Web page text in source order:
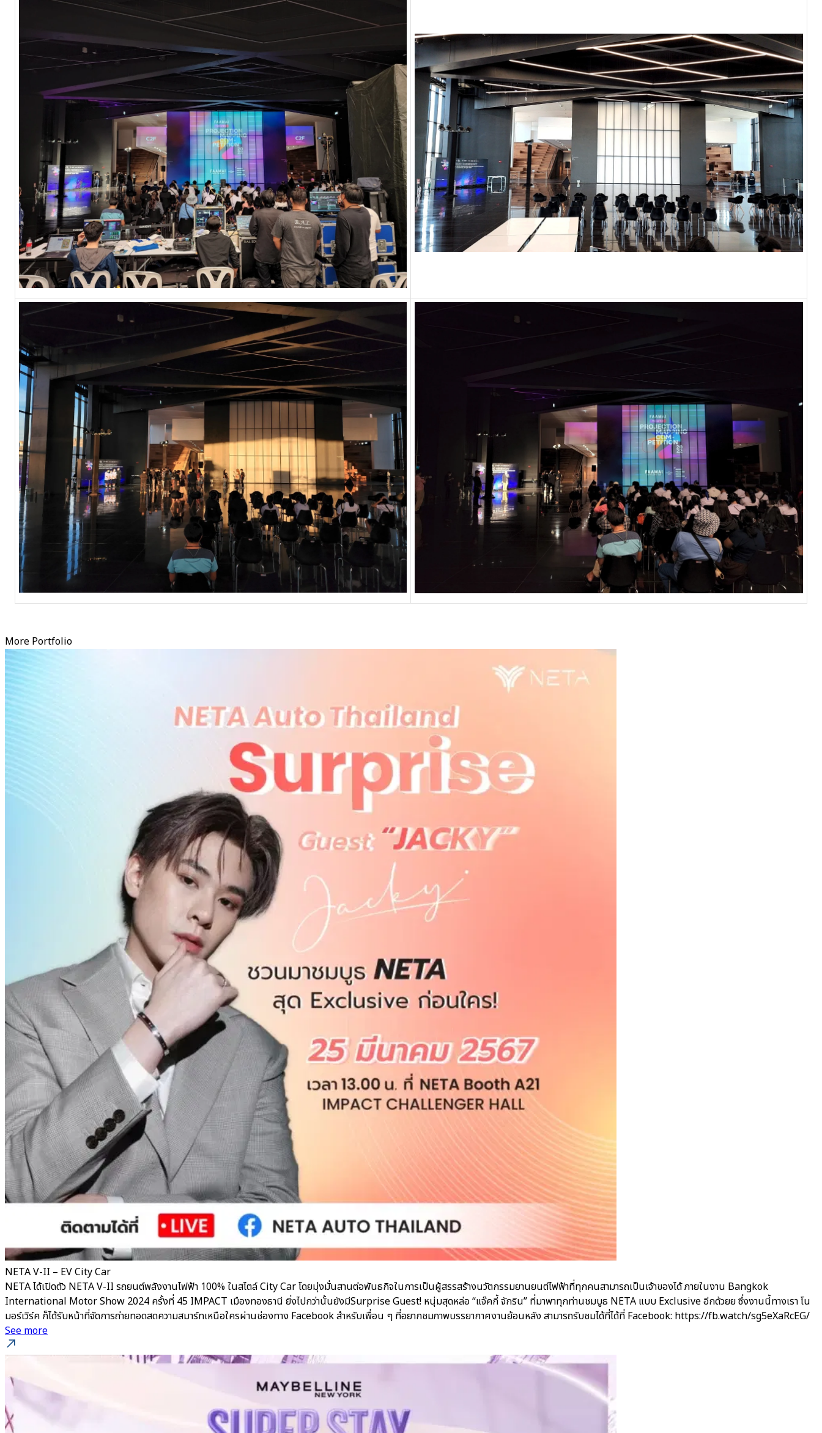
More Portfolio
NETA V-II – EV City Car
NETA ได้เปิดตัว NETA V-II รถยนต์พลังงานไฟฟ้า 100% ในสไตล์ City Car โดยมุ่งมั่นสานต่อพันธกิจในการเป็นผู้สรรสร้างนวัตกรรมยานยนต์ไฟฟ้าที่ทุกคนสามารถเป็นเจ้าของได้ ภายในงาน Bangkok
International Motor Show 2024 ครั้งที่ 45 IMPACT เมืองทองธานี ยิ่งไปกว่านั้นยังมีSurprise Guest! หนุ่มสุดหล่อ “แจ๊คกี้ จักริน” ที่มาพาทุกท่านชมบูธ NETA แบบ Exclusive อีกด้วยย ซึ่งงานนี้ทางเรา โน
มอร์เวิร์ค ก็ได้รับหน้าที่จัดการถ่ายทอดสดความสมาร์ทเหนือใครผ่านช่องทาง Facebook สำหรับเพื่อน ๆ ที่อยากชมภาพบรรยากาศงานย้อนหลัง สามารถรับชมได้ที่ได้ที่ Facebook: https://fb.watch/sg5eXaRcEG/
See more